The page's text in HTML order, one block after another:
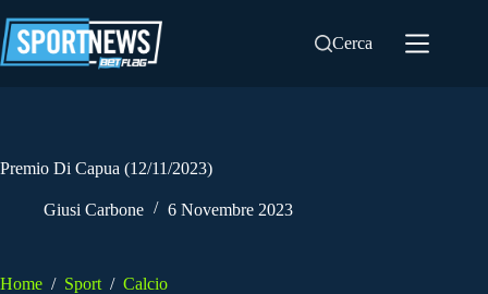
al
contenuto
Cerca
Premio Di Capua (12/11/2023)
Giusi Carbone 6 Novembre 2023
Home / Sport / Calcio